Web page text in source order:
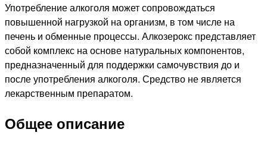
Употребление алкоголя может сопровождаться
повышенной нагрузкой на организм, в том числе на
печень и обменные процессы. Алкозерокс представляет
собой комплекс на основе натуральных компонентов,
предназначенный для поддержки самочувствия до и
после употребления алкоголя. Средство не является
лекарственным препаратом.
Общее описание